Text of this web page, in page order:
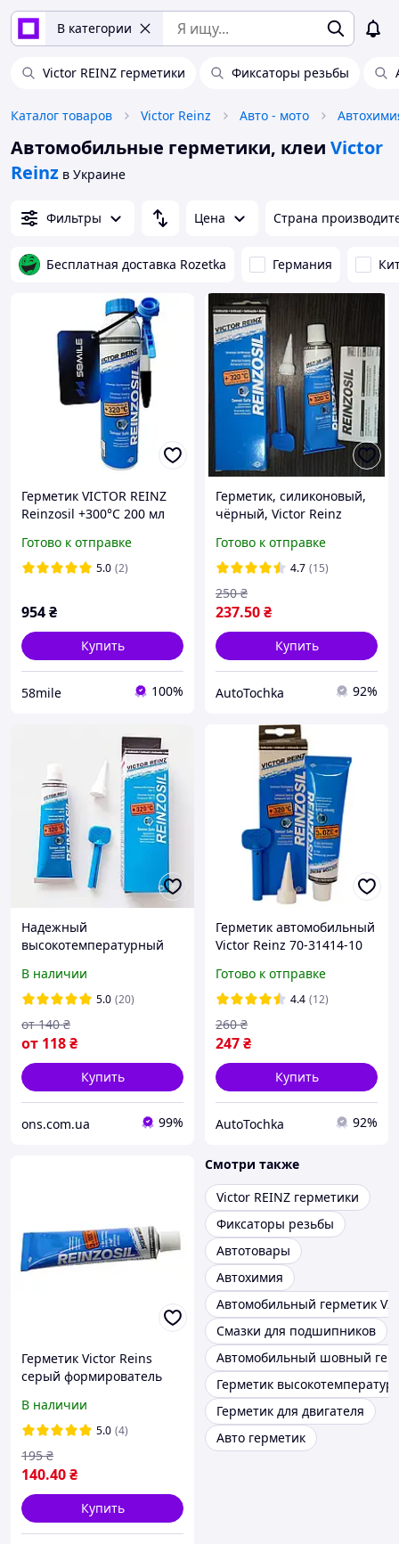
В категории
Victor REINZ герметики Фиксаторы резьбы
Каталог товаров Victor Reinz Авто - мото
Автомобильные герметики, клеи Victor
Reinz в Украине
Фильтры Цена Страна
Бесплатная доставка Rozetka Германия
Герметик VICTOR REINZ
Reinzosil +300°C 200 мл
Готово к отправке
5.0 (2)
954₴
Купить
58mile 100%
Герметик, силиконовый,
чёрный, Victor Reinz
автомобильный Victor
Reinz 70-31414-10
оригинал 70мл
Готово к отправке
4.7 (15)
237.50₴
250 ₴
Купить
AutoTochka 92%
Надежный
высокотемпературный
прокладка Victor Reinz
REINZOSIL 70-31414-10,
автогерметик
термостойкий до +320°
В наличии
5.0 (20)
от 118₴
от 140 ₴
Купить
ons.com.ua 99%
Герметик автомобильный
Victor Reinz 70-31414-10
Готово к отправке
4.4 (12)
247₴
260 ₴
Купить
AutoTochka 92%
Герметик Victor Reins
серый формирователь
(Германия)
В наличии
5.0 (4)
140.40₴
195 ₴
Купить
Смотри также
Victor REINZ герметики
Фиксаторы резьбы
Автотовары
Автохимия
Автомобильный герметик
Смазки для подшипников
Автомобильный шовный
Герметик
Герметик для двигателя
Авто герметик